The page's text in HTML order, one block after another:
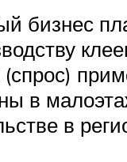
бизнес
в
в